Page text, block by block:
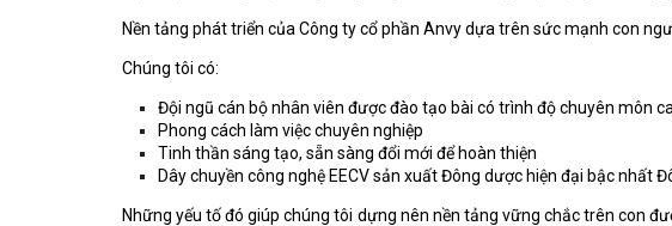
Nền tảng phát triển của Công ty cổ phần Anvy dựa trên sức mạnh con
Chúng tôi có:
Đội ngũ cán bộ nhân viên được đào tạo bài có trình độ chuyên môn
Phong cách làm việc chuyên nghiệp
Tinh thần sáng tạo, sẵn sàng đổi mới để hoàn thiện
Dây chuyền công nghệ EECV sản xuất Đông dược hiện đại bậc nhất
Những yếu tố đó giúp chúng tôi dựng nên nền tảng vững chắc trên con